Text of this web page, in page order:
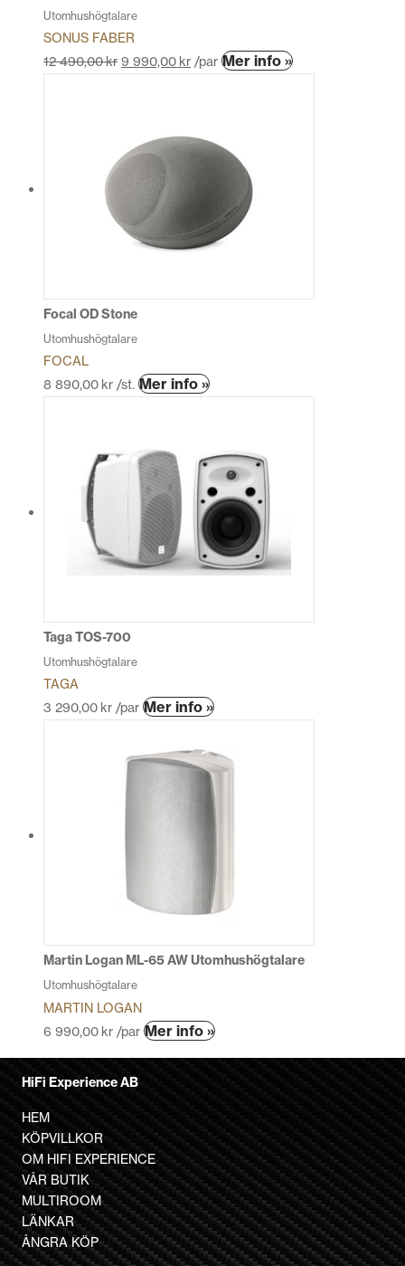
Utomhushögtalare
SONUS FABER
12 490,00kr 9 990,00 kr /par Mer info »Den
Focal OD Stone
Utomhushögtalare
FOCAL
8 890,00 kr /st. Mer info »Den
flera
varianter.
De
olika
alternativen
kan
Taga TOS-700
Utomhushögtalare
TAGA
3 290,00 kr /par Mer info »Den
har
flera
varianter.
De
kan
väljas
produktsidan
Martin Logan ML-65 AW Utomhushögtalare
Utomhushögtalare
MARTIN LOGAN
6 990,00 kr /par Mer info »Den
varianter.
De
olika
alternativen
kan
väljas
på
HiFi Experience AB
HEM
KÖPVILLKOR
OM HIFI EXPERIENCE
VÅR BUTIK
MULTIROOM
LÄNKAR
ÅNGRA KÖP